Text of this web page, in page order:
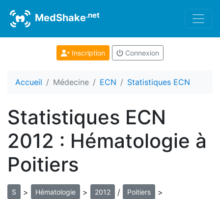
MedShake.net
Inscription Connexion
Accueil Médecine ECN Statistiques ECN
Statistiques ECN
2012 : Hématologie à
Poitiers
S > Hématologie > 2012 / Poitiers >